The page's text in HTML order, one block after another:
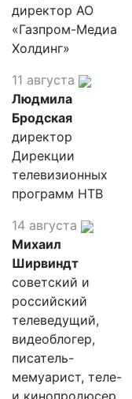
директор АО
«Газпром-Медиа
Холдинг»
11 августа
Людмила
Бродская
директор
Дирекции
телевизионных
программ НТВ
14 августа
Михаил
Ширвиндт
советский и
российский
телеведущий,
видеоблогер,
писатель-
мемуарист, теле-
и кинопродюсер